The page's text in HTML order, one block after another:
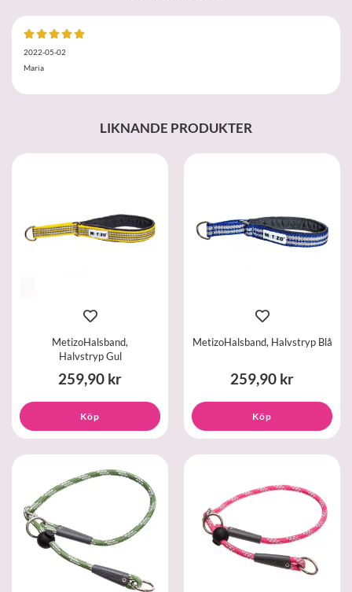
2022-05-02
Maria
LIKNANDE PRODUKTER
MetizoHalsband,
Halvstryp Gul
259,90 kr
Köp
MetizoHalsband, Halvstryp Blå
259,90 kr
Köp